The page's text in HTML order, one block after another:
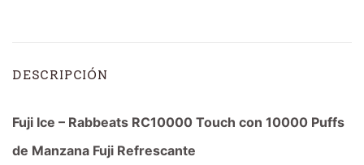
DESCRIPCIÓN
Fuji Ice – Rabbeats RC10000 Touch con 10000 Puffs
de Manzana Fuji Refrescante